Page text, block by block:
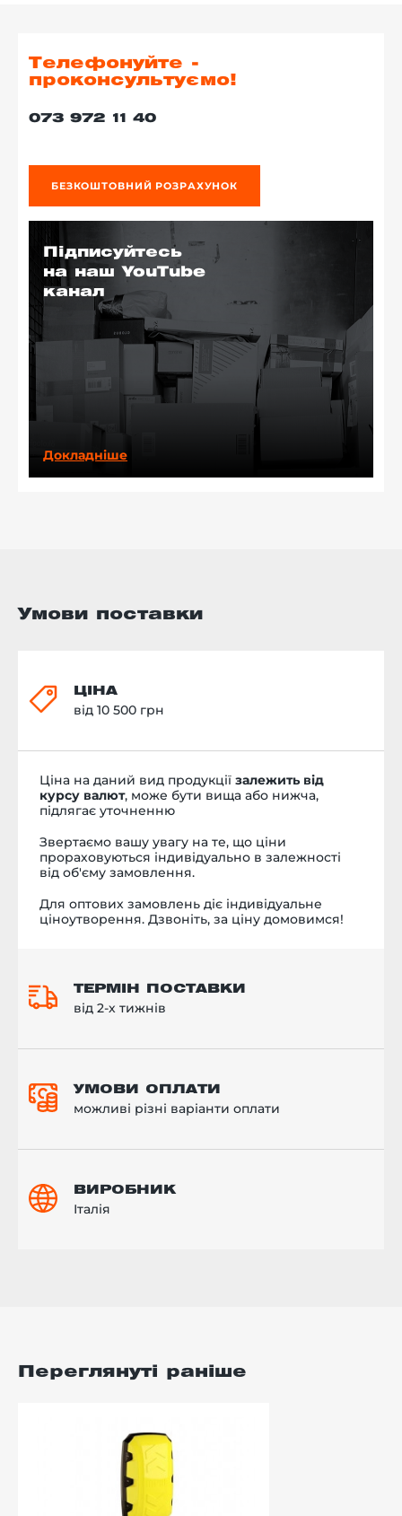
Телефонуйте -
проконсультуємо!
073 972 11 40
БЕЗКОШТОВНИЙ РОЗРАХУНОК
Підписуйтесь
на наш YouTube
канал
Докладніше
Умови поставки
ЦІНА
від 10 500 грн
Ціна на даний вид продукції залежить від
курсу валют, може бути вища або нижча,
підлягає уточненню
Звертаємо вашу увагу на те, що ціни
прораховуються індивідуально в залежності
від об'єму замовлення.
Для оптових замовлень діє індивідуальне
ціноутворення. Дзвоніть, за ціну домовимся!
ТЕРМІН ПОСТАВКИ
від 2-х тижнів
УМОВИ ОПЛАТИ
можливі різні варіанти оплати
ВИРОБНИК
Італія
Переглянуті раніше